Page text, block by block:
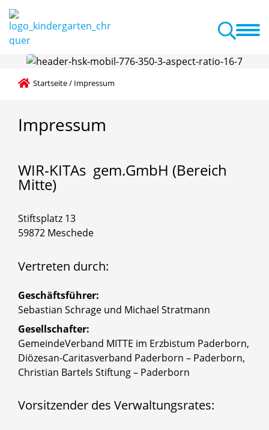
Downloads
Startseite/ Impressum
Impressum
WIR-KITAs gem.GmbH (Bereich
Mitte)
Stiftsplatz 13
59872 Meschede
Vertreten durch:
Geschäftsführer:
Sebastian Schrage und Michael Stratmann
Gesellschafter:
GemeindeVerband MITTE im Erzbistum Paderborn,
Diözesan-Caritasverband Paderborn – Paderborn,
Christian Bartels Stiftung – Paderborn
Vorsitzender des Verwaltungsrates: